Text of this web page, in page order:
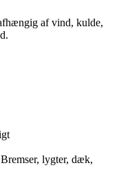
af vind, kulde,
lygter, dæk,